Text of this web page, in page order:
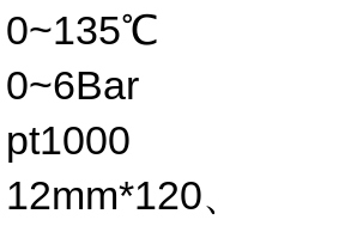
0~135℃
0~6Bar
pt1000
12mm*120、